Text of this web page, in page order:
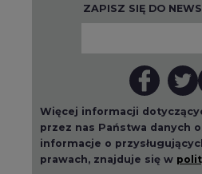
ZAPISZ SIĘ DO
Więcej informacji
przez nas Państwa danych
informacje o
prawach, znajduje się w